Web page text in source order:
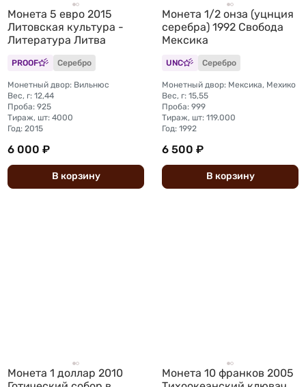
Монета 5 евро 2015
Литовская культура -
Литература Литва
PROOF Серебро
Монетный двор: Вильнюс
Вес, г: 12,44
Проба: 925
Тираж, шт: 4000
Год: 2015
6 000 ₽
В корзину
Монета 1/2 онза (уцнция
серебра) 1992 Свобода
Мексика
UNC Серебро
Монетный двор: Мексика, Мехико
Вес, г: 15,55
Проба: 999
Тираж, шт: 119.000
Год: 1992
6 500 ₽
В корзину
Монета 1 доллар 2010
Монета 10 франков 2005